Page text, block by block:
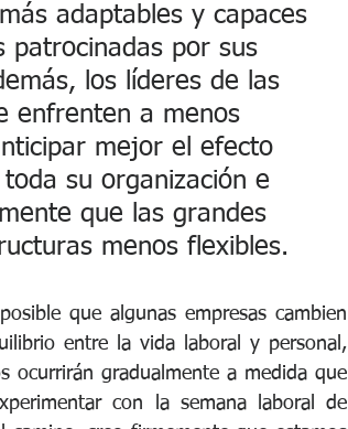
adaptables y capaces
patrocinadas por sus
los líderes de las
enfrenten a menos
mejor el efecto
su organización e
que las grandes
menos flexibles.
que algunas empresas cambien
entre la vida laboral y personal,
ocurrirán gradualmente a medida que
con la semana laboral de